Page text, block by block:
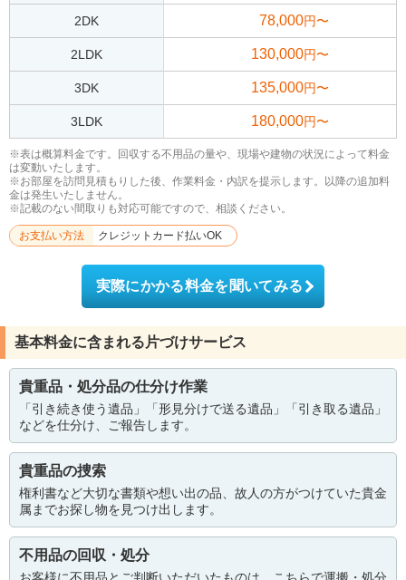
2DK 78,000円〜
2LDK 130,000円〜
3DK 135,000円〜
3LDK 180,000円〜
※表は概算料金です。回収する不用品の量や、現場や建物の状況によって料金
は変動いたします。
※お部屋を訪問見積もりした後、作業料金・内訳を提示します。以降の追加料
金は発生いたしません。
※記載のない間取りも対応可能ですので、相談ください。
お支払い方法 クレジットカード払いOK
実際にかかる料金を聞いてみる
基本料金に含まれる片づけサービス
貴重品・処分品の仕分け作業
「引き続き使う遺品」「形見分けで送る遺品」「引き取る遺品」
などを仕分け、ご報告します。
貴重品の捜索
権利書など大切な書類や想い出の品、故人の方がつけていた貴金
属までお探し物を見つけ出します。
不用品の回収・処分